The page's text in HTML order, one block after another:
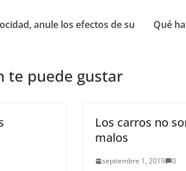
anule los efectos de su
Qué
te puede gustar
Los carros no
malos
septiembre 1, 2019 0